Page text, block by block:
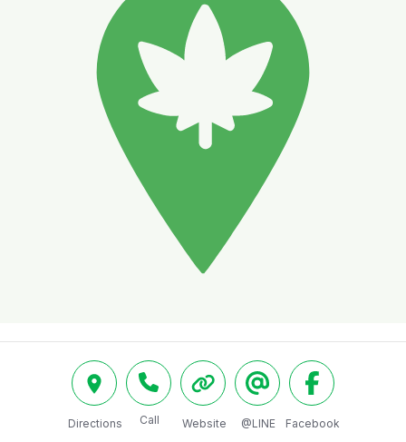
Directions Call Website @LINE Facebook